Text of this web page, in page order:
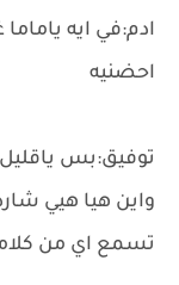
ادم:في ايه ياماما
احضنيه
توفيق:بس ياقليل
واين هيا هيي
تسمع اي من